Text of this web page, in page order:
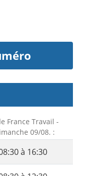
France Travail -
09/08. :
à 16:30